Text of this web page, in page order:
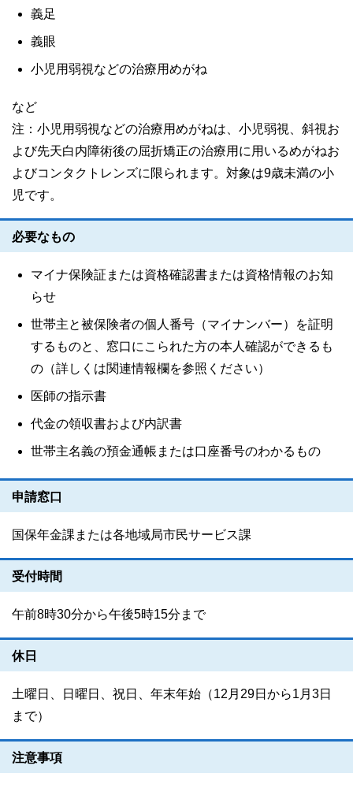
義足
義眼
小児用弱視などの治療用めがね
など
注：小児用弱視などの治療用めがねは、小児弱視、斜視お
よび先天白内障術後の屈折矯正の治療用に用いるめがねお
よびコンタクトレンズに限られます。対象は9歳未満の小
児です。
必要なもの
マイナ保険証または資格確認書または資格情報のお知
らせ
世帯主と被保険者の個人番号（マイナンバー）を証明
するものと、窓口にこられた方の本人確認ができるも
の（詳しくは関連情報欄を参照ください）
医師の指示書
代金の領収書および内訳書
世帯主名義の預金通帳または口座番号のわかるもの
申請窓口
国保年金課または各地域局市民サービス課
受付時間
午前8時30分から午後5時15分まで
休日
土曜日、日曜日、祝日、年末年始（12月29日から1月3日
まで）
注意事項